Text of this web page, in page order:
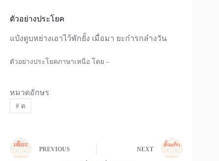
ตัวอย่างประโยค
แป๋งตูบหย่างเอาไว้พักยั้ง เมื่อมา ยะก๋ารกล๋างวัน
ตัวอย่างประโยคภาษาเหนือ โดย –
หมวดอักษร
#ต
PREVIOUS NEXT